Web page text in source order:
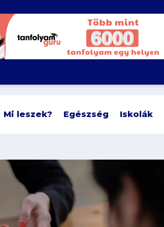
Mi leszek? Egészség Iskolák